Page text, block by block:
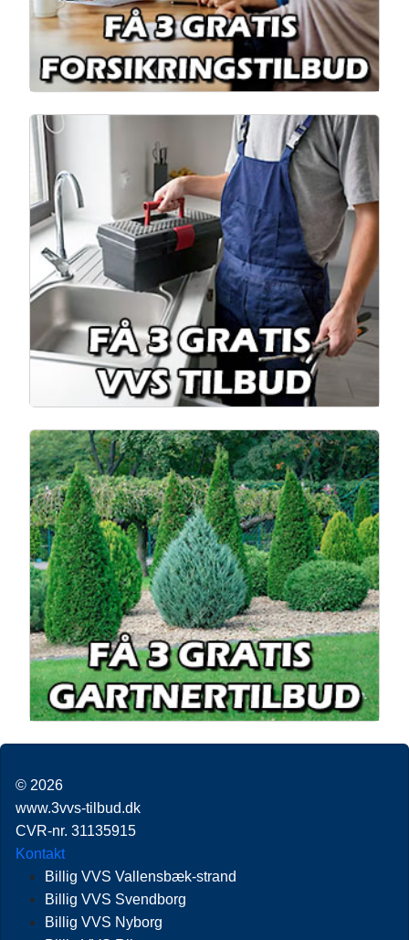
© 2026
www.3vvs-tilbud.dk
CVR-nr. 31135915
Kontakt
Billig VVS Vallensbæk-strand
Billig VVS Svendborg
Billig VVS Nyborg